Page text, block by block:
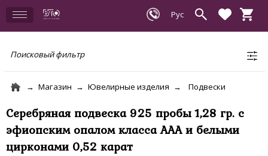
Поисковый фильтр
Магазин Ювелирные изделия Подвески
Серебряная подвеска 925 пробы 1,28 гр. с
эфиопским опалом класса ААА и белыми
цирконами 0,52 карат